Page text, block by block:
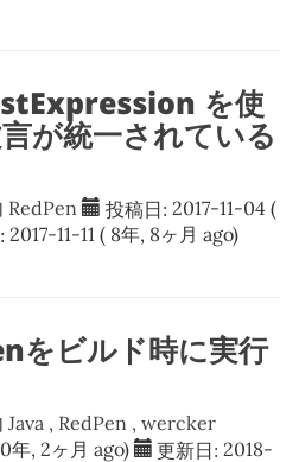
を使
が統一されている
RedPen 投稿日: 2017-11-04(
2017-11-11 ( 8年, 8ヶ月 ago)
をビルド時に実行
Java , RedPen ,wercker
年, 2ヶ月 ago) 更新日: 2018-